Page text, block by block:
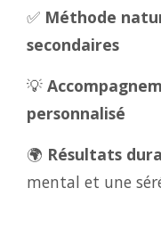
✅ Méthode
secondaires
💡
personnalisé
🌍 Résultats
mental et une